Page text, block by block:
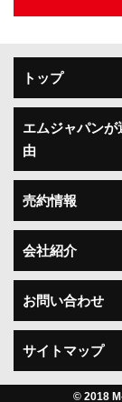
トップ
エムジャパンが
由
売約情報
会社紹介
お問い合わせ
サイトマップ
© 2018